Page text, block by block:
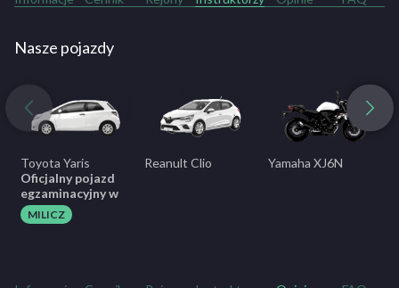
Nasze pojazdy
Toyota Yaris
Oficjalny pojazd
egzaminacyjny w
MILICZ
Reanult Clio Yamaha XJ6N